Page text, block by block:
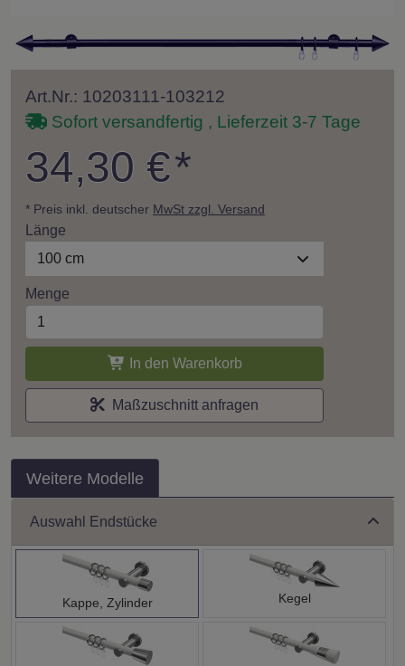
Art.Nr.: 10203111-103212
Sofort versandfertig , Lieferzeit 3-7 Tage
34,30 €*
* Preis inkl. deutscher MwSt zzgl. Versand
Länge
100 cm
Menge
In den Warenkorb
Maßzuschnitt anfragen
Weitere Modelle
Auswahl Endstücke
Kappe, Zylinder Kegel